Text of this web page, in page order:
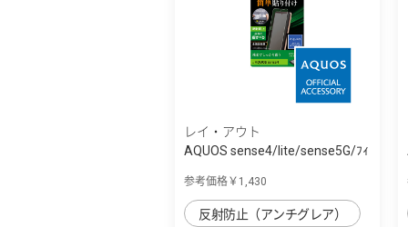
レイ・アウト
AQUOS sense4/lite/sense5G/ﾌｨ
参考価格￥1,430
反射防止（アンチグレア）